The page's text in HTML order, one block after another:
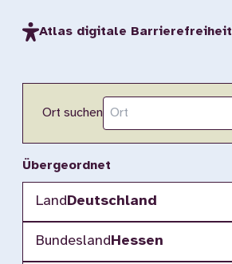
Atlas digitale Barrierefreiheit
Ort suchen
Übergeordnet
LandDeutschland
BundeslandHessen